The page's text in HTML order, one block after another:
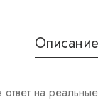
Описание
на